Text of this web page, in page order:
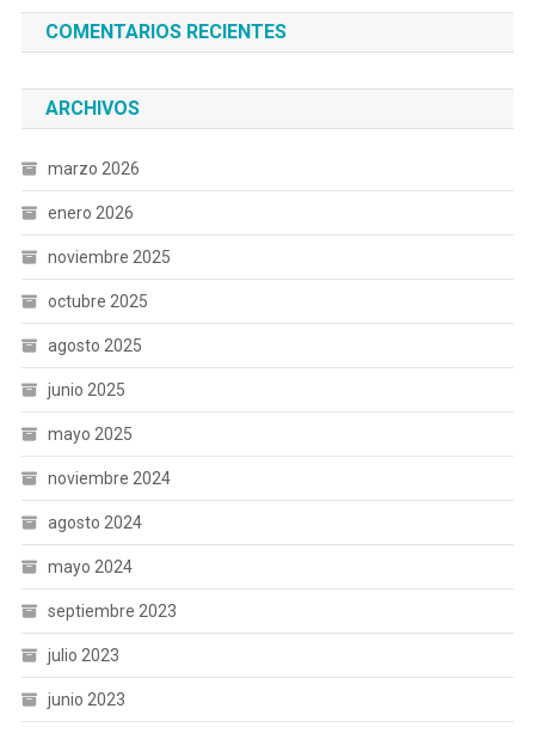
COMENTARIOS RECIENTES
ARCHIVOS
marzo 2026
enero 2026
noviembre 2025
octubre 2025
agosto 2025
junio 2025
mayo 2025
noviembre 2024
agosto 2024
mayo 2024
septiembre 2023
julio 2023
junio 2023